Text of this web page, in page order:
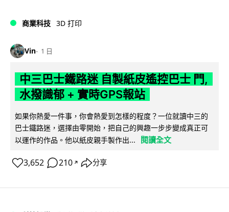
商業科技 3D 打印
Vin 1 日
中三巴士鐵路迷 自製紙皮遙控巴士 門,
水撥識郁 + 實時GPS報站
如果你熱愛一件事，你會熱愛到怎樣的程度？一位就讀中三的
巴士鐵路迷，選擇由零開始，把自己的興趣一步步變成真正可
以運作的作品。他以紙皮親手製作出...
閱讀全文
3,652 210 ↗ 分享